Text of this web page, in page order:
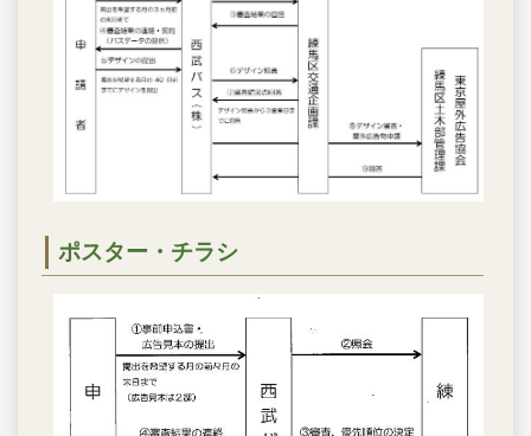
ポスター・チラシ